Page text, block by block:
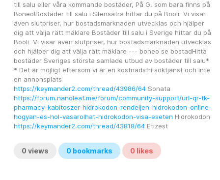
till salu eller våra kommande bostäder, På G, som bara finns på
Boneo!Bostäder till salu i Stensätra hittar du på Booli  Vi visar
även slutpriser, hur bostadsmarknaden utvecklas och hjälper
dig att välja rätt mäklare Bostäder till salu i Sverige hittar du på
Booli  Vi visar även slutpriser, hur bostadsmarknaden utvecklas
och hjälper dig att välja rätt mäklare --- boneo se bostadHitta
bostäder Sveriges största samlade utbud av bostäder till salu*
* Det är möjligt eftersom vi är en kostnadsfri söktjänst och inte
en annonsplats
https://keymander2.com/thread/43986/64 Sonata
https://forum.nanoleaf.me/forum/community-support/url-qr-tk-
pharmacy-kabitoszer-hidrokodon-rendeljen-hidrokodon-online-
hogyan-es-hol-vasarolhat-hidrokodon-visa-eseten Hidrokodon
https://keymander2.com/thread/43818/64 Etizest
0 views 0 bookmarks 0 likes